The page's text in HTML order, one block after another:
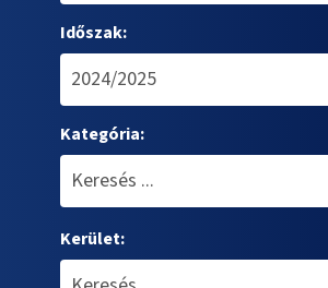
Időszak:
Kategória:
Kerület: